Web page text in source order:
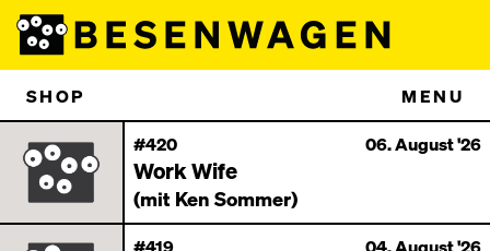
SHOP MENU
#420 06. August '26
Work Wife
(mit Ken Sommer)
#419 04. August '26